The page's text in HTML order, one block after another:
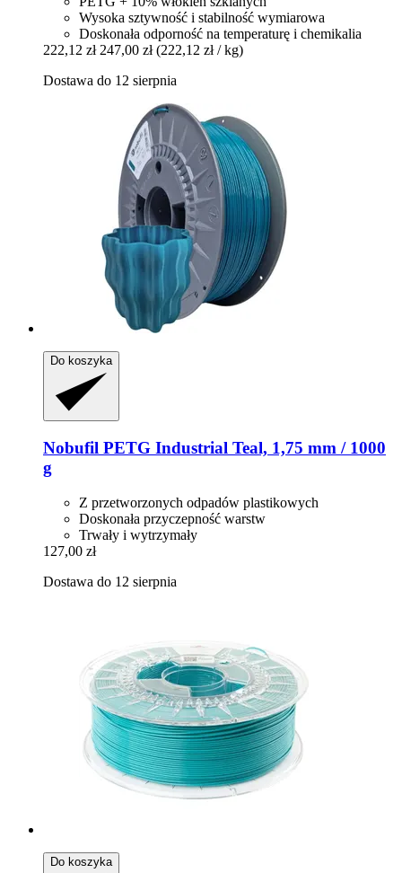
Wysoka sztywność i stabilność wymiarowa
Doskonała odporność na temperaturę i chemikalia
222,12 zł 247,00 zł (222,12 zł / kg)
Dostawa do 12 sierpnia
Do koszyka
Nobufil PETG Industrial Teal, 1,75 mm / 1000
g
Z przetworzonych odpadów plastikowych
Doskonała przyczepność warstw
Trwały i wytrzymały
127,00 zł
Dostawa do 12 sierpnia
Do koszyka